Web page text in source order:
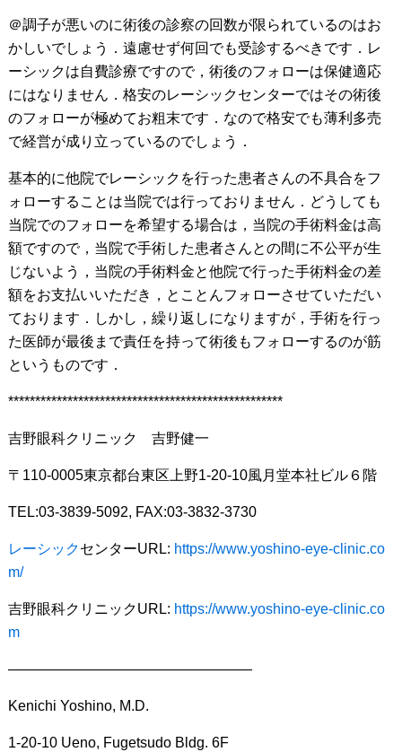
＠調子が悪いのに術後の診察の回数が限られているのはお
かしいでしょう．遠慮せず何回でも受診するべきです．レ
ーシックは自費診療ですので，術後のフォローは保健適応
にはなりません．格安のレーシックセンターではその術後
のフォローが極めてお粗末です．なので格安でも薄利多売
で経営が成り立っているのでしょう．
基本的に他院でレーシックを行った患者さんの不具合をフ
ォローすることは当院では行っておりません．どうしても
当院でのフォローを希望する場合は，当院の手術料金は高
額ですので，当院で手術した患者さんとの間に不公平が生
じないよう，当院の手術料金と他院で行った手術料金の差
額をお支払いいただき，とことんフォローさせていただい
ております．しかし，繰り返しになりますが，手術を行っ
た医師が最後まで責任を持って術後もフォローするのが筋
というものです．
***************************************************
吉野眼科クリニック 吉野健一
〒110-0005東京都台東区上野1-20-10風月堂本社ビル６階
TEL:03-3839-5092, FAX:03-3832-3730
レーシックセンターURL: https://www.yoshino-eye-clinic.co
m/
吉野眼科クリニックURL: https://www.yoshino-eye-clinic.co
m
—————————————————
Kenichi Yoshino, M.D.
1-20-10 Ueno, Fugetsudo Bldg. 6F